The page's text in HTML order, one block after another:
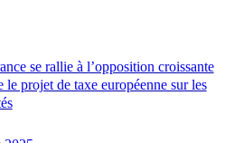
se rallie à l’opposition croissante
le projet de taxe européenne sur les